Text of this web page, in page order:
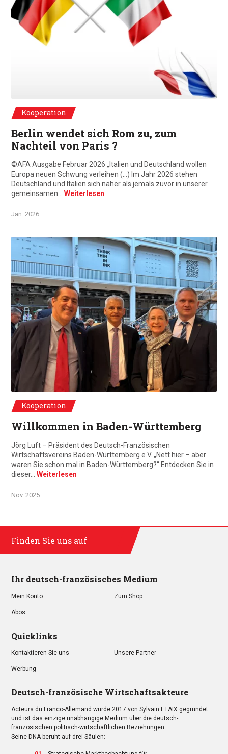
Kooperation
Berlin wendet sich Rom zu, zum
Nachteil von Paris ?
©AFA Ausgabe Februar 2026 „Italien und Deutschland wollen
Europa neuen Schwung verleihen (…) Im Jahr 2026 stehen
Deutschland und Italien sich näher als jemals zuvor in unserer
gemeinsamen… Weiterlesen
Jan. 2026
Kooperation
Willkommen in Baden-Württemberg
Jörg Luft – Präsident des Deutsch-Französischen
Wirtschaftsvereins Baden-Württemberg e.V. „Nett hier – aber
waren Sie schon mal in Baden-Württemberg?“ Entdecken Sie in
dieser… Weiterlesen
Nov. 2025
Finden Sie uns auf
Ihr deutsch-französisches Medium
Mein Konto Zum Shop
Abos
Quicklinks
Kontaktieren Sie uns Unsere Partner
Werbung
Deutsch-französische Wirtschaftsakteure
Acteurs du Franco-Allemand wurde 2017 von Sylvain ETAIX gegründet
und ist das einzige unabhängige Medium über die deutsch-
französischen politisch-wirtschaftlichen Beziehungen.
Seine DNA beruht auf drei Säulen: